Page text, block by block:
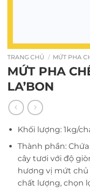
TRANG CHỦ / MỨT PHA
MỨT PHA
LA’BON
Khối lượng: 1kg/
Thành phần:
cây tươi với độ
hương vị mứt
chất lượng, chọn